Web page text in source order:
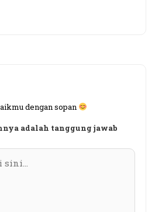
dengan sopan
adalah tanggung jawab